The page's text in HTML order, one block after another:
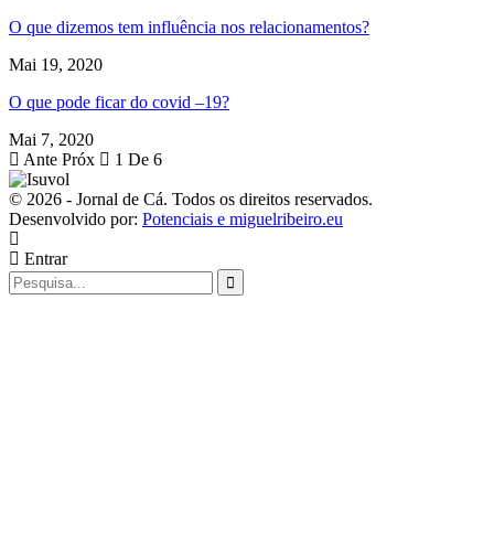
O que dizemos tem influência nos relacionamentos?
Mai 19, 2020
O que pode ficar do covid –19?
Mai 7, 2020
Ante Próx 1 De 6
© 2026 - Jornal de Cá. Todos os direitos reservados.
Desenvolvido por: Potenciais e miguelribeiro.eu
Entrar